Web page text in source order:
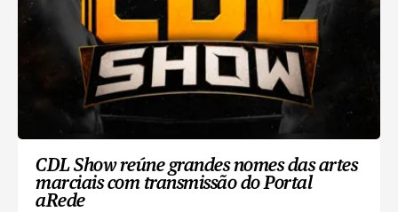
CDL Show reúne grandes nomes das artes
marciais com transmissão do Portal
aRede